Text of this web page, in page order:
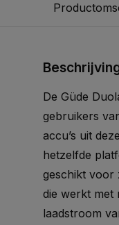
De Güde
gebruikers
accu’s uit
hetzelfde
geschikt voor
die werkt met
laadstroom